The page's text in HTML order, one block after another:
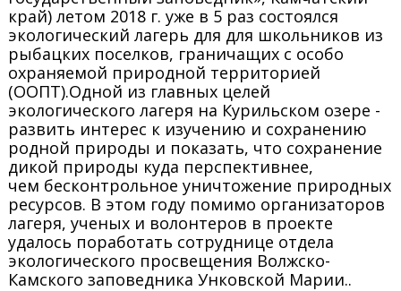
край) летом 2018 г. уже в 5 раз состоялся
экологический лагерь для для школьников из
рыбацких поселков, граничащих с особо
охраняемой природной территорией
(ООПТ).Одной из главных целей
экологического лагеря на Курильском озере -
развить интерес к изучению и сохранению
родной природы и показать, что сохранение
дикой природы куда перспективнее,
чем бесконтрольное уничтожение природных
ресурсов. В этом году помимо организаторов
лагеря, ученых и волонтеров в проекте
удалось поработать сотруднице отдела
экологического просвещения Волжско-
Камского заповедника Унковской Марии..